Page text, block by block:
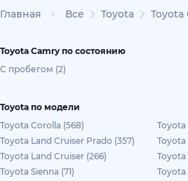
Главная Все Toyota Toyota
Toyota Camry по состоянию
С пробегом (2)
Toyota по модели
Toyota Corolla (568)
Toyota
Toyota Land Cruiser Prado (357)
Toyota
Toyota Land Cruiser (266)
Toyota
Toyota Sienna (71)
Toyota